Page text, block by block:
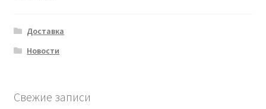
Доставка
Новости
Свежие записи